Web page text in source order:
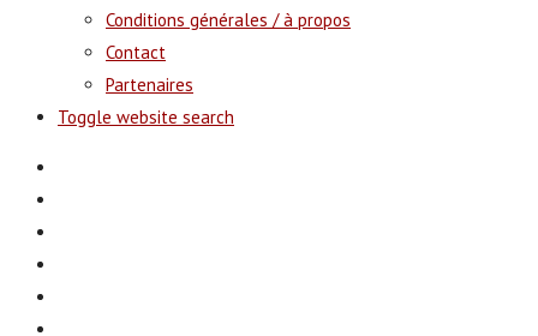
Conditions générales / à propos
Contact
Partenaires
Toggle website search